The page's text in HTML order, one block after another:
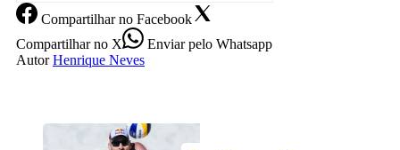
Compartilharno Facebook
Compartilharno X Enviarpelo Whatsapp
Autor Henrique Neves